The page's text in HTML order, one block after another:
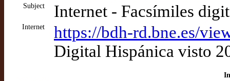
Subject Internet - Facsímiles
Internet
https://bdh-rd.bne.es/
Digital Hispánica visto